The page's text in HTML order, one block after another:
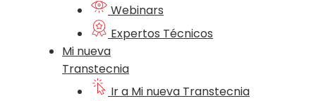
Webinars
Expertos Técnicos
Mi nueva
Transtecnia
Ir a Mi nueva Transtecnia